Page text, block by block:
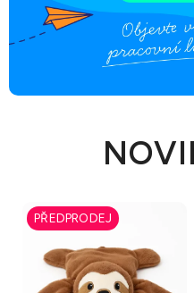
PŘEDPRODEJ